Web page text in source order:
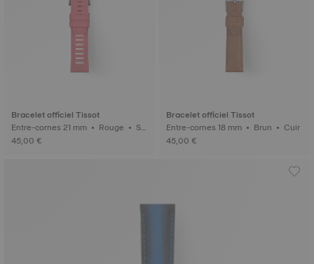
Bracelet officiel Tissot
Entre-cornes 21 mm • Rouge • Sy
nthétique
45,00 €
Bracelet officiel Tissot
Entre-cornes 18 mm • Brun • Cuir
45,00 €